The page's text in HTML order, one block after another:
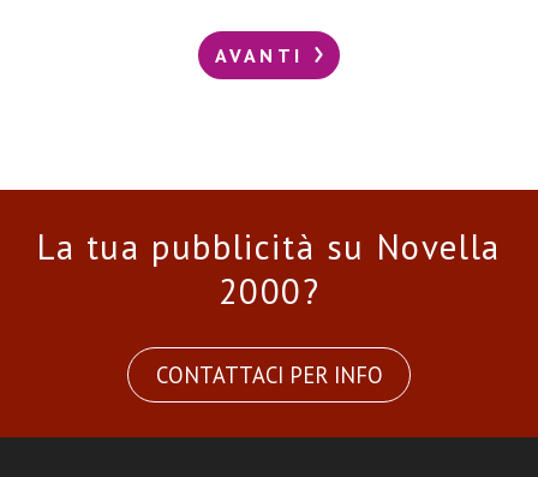
AVANTI
La tua pubblicità su Novella
2000?
CONTATTACI PER INFO